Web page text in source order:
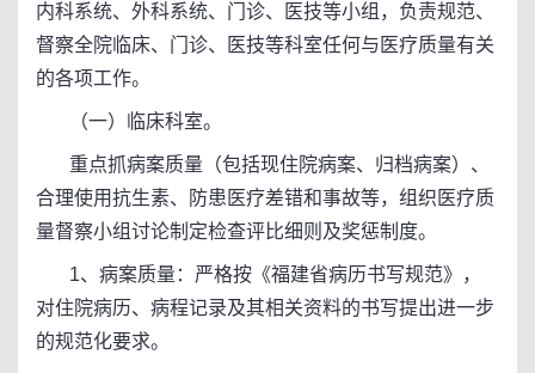
内科系统、外科系统、门诊、医技等小组，负责规范、
督察全院临床、门诊、医技等科室任何与医疗质量有关
的各项工作。
（一）临床科室。
重点抓病案质量（包括现住院病案、归档病案）、
合理使用抗生素、防患医疗差错和事故等，组织医疗质
量督察小组讨论制定检查评比细则及奖惩制度。
1、病案质量：严格按《福建省病历书写规范》，
对住院病历、病程记录及其相关资料的书写提出进一步
的规范化要求。